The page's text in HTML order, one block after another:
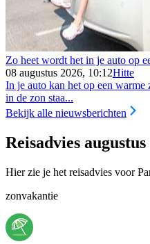
Zo heet wordt het in je auto op
08 augustus 2026, 10:12Hitte
In je auto kan het op een warme
in de zon staa...
Bekijk alle nieuwsberichten
Reisadvies augustus
Hier zie je het reisadvies voor
zonvakantie